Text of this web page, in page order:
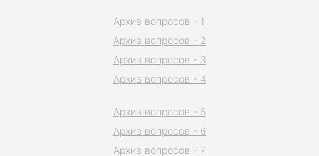
Архив вопросов - 1
Архив вопросов - 2
Архив вопросов - 3
Архив вопросов - 4
Архив вопросов - 5
Архив вопросов - 6
Архив вопросов - 7